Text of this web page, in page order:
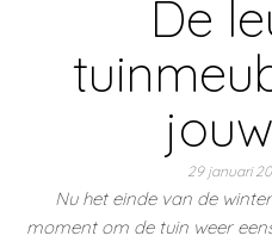
De
29 januari
Nu het einde van de
moment om de tuin weer